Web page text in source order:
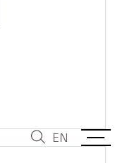
EN